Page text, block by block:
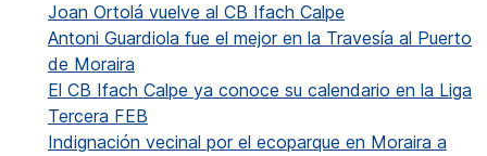
Joan Ortolá vuelve al CB Ifach Calpe
Antoni Guardiola fue el mejor en la Travesía al Puerto
de Moraira
El CB Ifach Calpe ya conoce su calendario en la Liga
Tercera FEB
Indignación vecinal por el ecoparque en Moraira a